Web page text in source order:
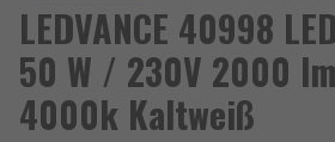
LEDVANCE 40998
50 W / 230V 2000
4000k Kaltweiß